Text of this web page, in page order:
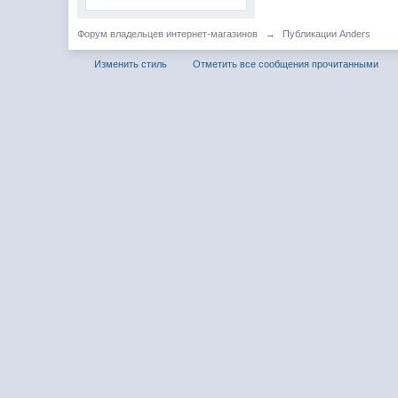
Форум владельцев интернет-магазинов → Публикации Anders
Изменить стиль Отметить все сообщения прочитанными